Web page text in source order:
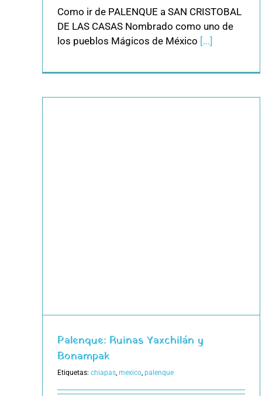
Como ir de PALENQUE a SAN CRISTOBAL
DE LAS CASAS Nombrado como uno de
los pueblos Mágicos de México [...]
Palenque: Ruinas Yaxchilán y
Bonampak
Etiquetas: chiapas mexico palenque